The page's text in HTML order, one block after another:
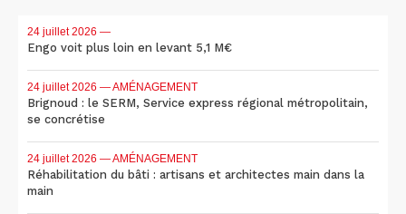
24 juillet 2026 —
Engo voit plus loin en levant 5,1 M€
24 juillet 2026 — AMÉNAGEMENT
Brignoud : le SERM, Service express régional métropolitain,
se concrétise
24 juillet 2026 — AMÉNAGEMENT
Réhabilitation du bâti : artisans et architectes main dans la
main